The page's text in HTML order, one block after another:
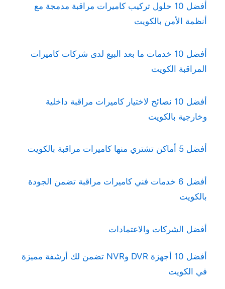
أفضل 10 حلول تركيب كاميرات مراقبة مدمجة مع
أنظمة الأمن بالكويت
أفضل 10 خدمات ما بعد البيع لدى شركات كاميرات
المراقبة الكويت
أفضل 10 نصائح لاختيار كاميرات مراقبة داخلية
وخارجية بالكويت
أفضل 5 أماكن تشتري منها كاميرات مراقبة بالكويت
أفضل 6 خدمات فني كاميرات مراقبة تضمن الجودة
بالكويت
أفضل الشركات والاعتمادات
أفضل 10 أجهزة DVR وNVR تضمن لك أرشفة مميزة
في الكويت